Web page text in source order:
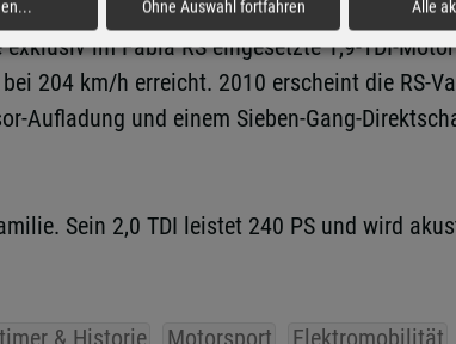
Er wird auf dem Genfer Auto-Salon
exklusiv im Fabia RS eingesetzte 1,9-TDI-
204 km/h erreicht. 2010 erscheint die RS-
Aufladung und einem Sieben-Gang-
Sein 2,0 TDI leistet 240 PS und wird
& Historie Motorsport Elektromobilität
... Ohne Auswahl fortfahren Alle